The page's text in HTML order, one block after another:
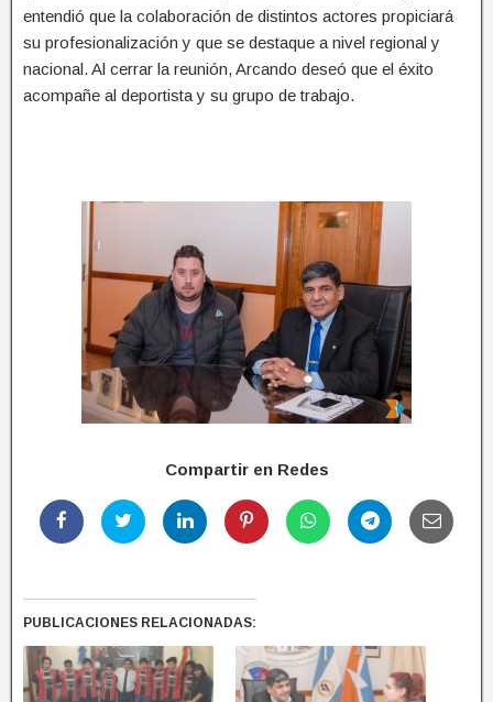
entendió que la colaboración de distintos actores propiciará
su profesionalización y que se destaque a nivel regional y
nacional. Al cerrar la reunión, Arcando deseó que el éxito
acompañe al deportista y su grupo de trabajo.
Compartir en Redes
PUBLICACIONES RELACIONADAS: